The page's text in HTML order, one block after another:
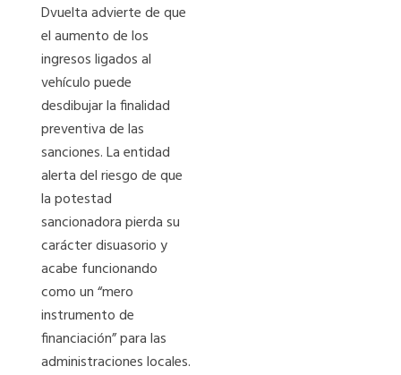
Dvuelta advierte de que
el aumento de los
ingresos ligados al
vehículo puede
desdibujar la finalidad
preventiva de las
sanciones. La entidad
alerta del riesgo de que
la potestad
sancionadora pierda su
carácter disuasorio y
acabe funcionando
como un “mero
instrumento de
financiación” para las
administraciones locales.